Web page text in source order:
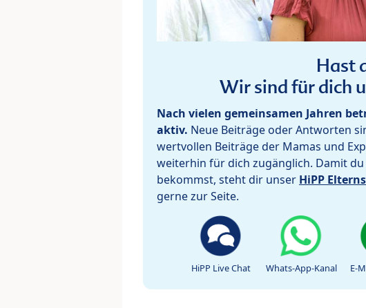
Hast
Wir sind für dich
Nach vielen gemeinsamen Jahren
aktiv. Neue Beiträge oder Antworten
wertvollen Beiträge der Mamas und
weiterhin für dich zugänglich. Damit
bekommst, steht dir unser HiPP
gerne zur Seite.
HiPP Live Chat Whats-App-Kanal E-